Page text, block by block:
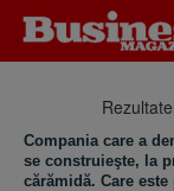
Compania care a
se construieşte, la
cărămidă. Care este